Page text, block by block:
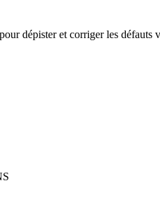
dépister et corriger les